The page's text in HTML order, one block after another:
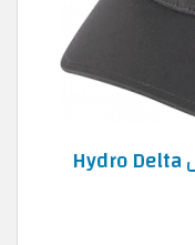
قبعة ريب كيرل للرجال Hydro Delta